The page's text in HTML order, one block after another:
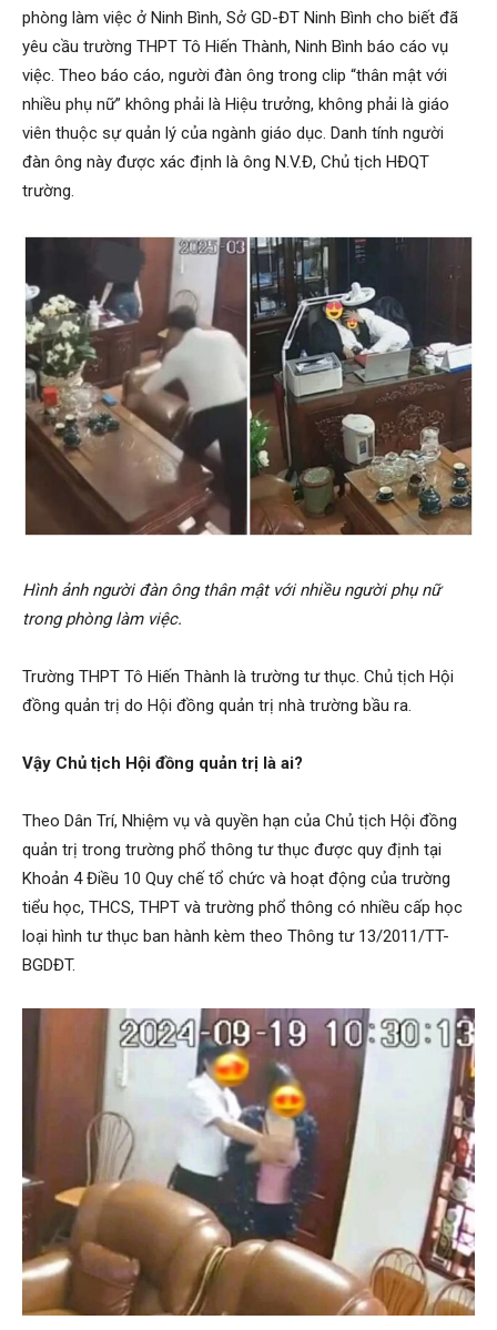
phòng làm việc ở Ninh Bình, Sở GD-ĐT Ninh Bình cho biết đã
yêu cầu trường THPT Tô Hiến Thành, Ninh Bình báo cáo vụ
việc. Theo báo cáo, người đàn ông trong clip “thân mật với
nhiều phụ nữ” không phải là Hiệu trưởng, không phải là giáo
viên thuộc sự quản lý của ngành giáo dục. Danh tính người
đàn ông này được xác định là ông N.V.Đ, Chủ tịch HĐQT
trường.
Hình ảnh người đàn ông thân mật với nhiều người phụ nữ
trong phòng làm việc.
Trường THPT Tô Hiến Thành là trường tư thục. Chủ tịch Hội
đồng quản trị do Hội đồng quản trị nhà trường bầu ra.
Vậy Chủ tịch Hội đồng quản trị là ai?
Theo Dân Trí, Nhiệm vụ và quyền hạn của Chủ tịch Hội đồng
quản trị trong trường phổ thông tư thục được quy định tại
Khoản 4 Điều 10 Quy chế tổ chức và hoạt động của trường
tiểu học, THCS, THPT và trường phổ thông có nhiều cấp học
loại hình tư thục ban hành kèm theo Thông tư 13/2011/TT-
BGDĐT.